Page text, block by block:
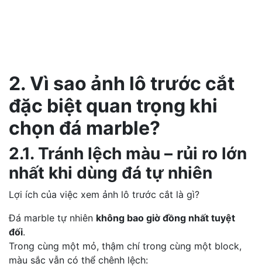
2. Vì sao ảnh lô trước cắt
đặc biệt quan trọng khi
chọn đá marble?
2.1. Tránh lệch màu – rủi ro lớn
nhất khi dùng đá tự nhiên
Lợi ích của việc xem ảnh lô trước cắt là gì?
Đá marble tự nhiên không bao giờ đồng nhất tuyệt
đối.
Trong cùng một mỏ, thậm chí trong cùng một block,
màu sắc vẫn có thể chênh lệch: